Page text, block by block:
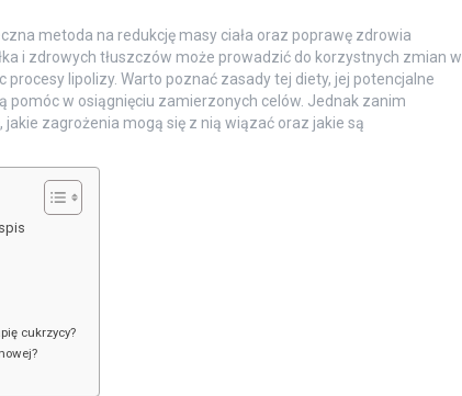
metoda na redukcję masy ciała oraz poprawę zdrowia
i zdrowych tłuszczów może prowadzić do korzystnych zmian w
lipolizy. Warto poznać zasady tej diety, jej potencjalne
pomóc w osiągnięciu zamierzonych celów. Jednak zanim
zagrożenia mogą się z nią wiązać oraz jakie są
cukrzycy?